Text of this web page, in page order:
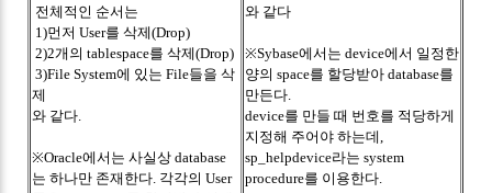
전체적인 순서는
1)먼저 User를 삭제(Drop)
2)2개의 tablespace를 삭제(Drop)
3)File System에 있는 File들을 삭
제
와 같다.
※Oracle에서는 사실상 database
는 하나만 존재한다. 각각의 User
와 같다
※Sybase에서는 device에서 일정한
양의 space를 할당받아 database를
만든다.
device를 만들 때 번호를 적당하게
지정해 주어야 하는데,
sp_helpdevice라는 system
procedure를 이용한다.